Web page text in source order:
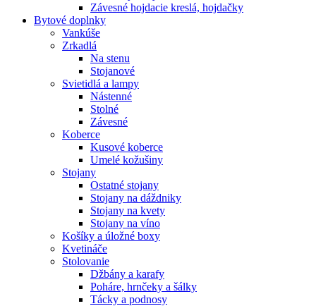
Závesné hojdacie kreslá, hojdačky
Bytové doplnky
Vankúše
Zrkadlá
Na stenu
Stojanové
Svietidlá a lampy
Nástenné
Stolné
Závesné
Koberce
Kusové koberce
Umelé kožušiny
Stojany
Ostatné stojany
Stojany na dáždniky
Stojany na kvety
Stojany na víno
Košíky a úložné boxy
Kvetináče
Stolovanie
Džbány a karafy
Poháre, hrnčeky a šálky
Tácky a podnosy